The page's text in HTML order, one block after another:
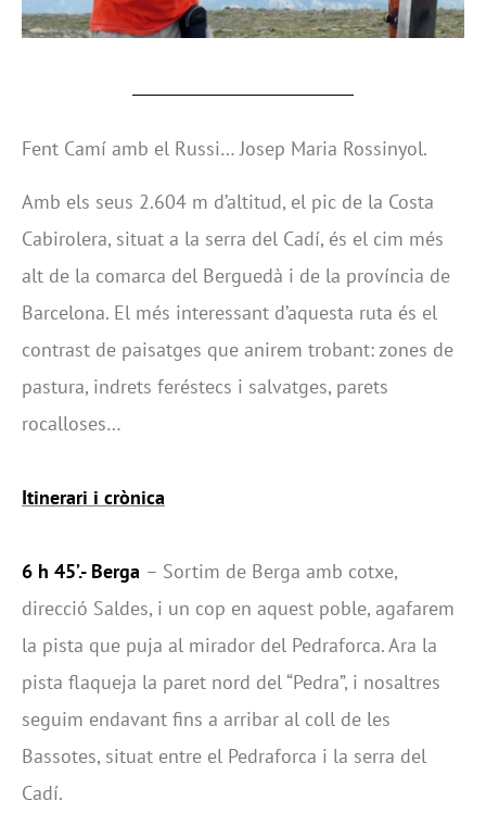
Fent Camí amb el Russi… Josep Maria Rossinyol.
Amb els seus 2.604 m d’altitud, el pic de la Costa
Cabirolera, situat a la serra del Cadí, és el cim més
alt de la comarca del Berguedà i de la província de
Barcelona. El més interessant d’aquesta ruta és el
contrast de paisatges que anirem trobant: zones de
pastura, indrets feréstecs i salvatges, parets
rocalloses…
Itinerari i crònica
6 h 45’.- Berga – Sortim de Berga amb cotxe,
direcció Saldes, i un cop en aquest poble, agafarem
la pista que puja al mirador del Pedraforca. Ara la
pista flaqueja la paret nord del “Pedra”, i nosaltres
seguim endavant fins a arribar al coll de les
Bassotes, situat entre el Pedraforca i la serra del
Cadí.